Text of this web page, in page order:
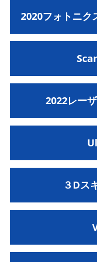
2020フォトニク
2022レー
３Dス